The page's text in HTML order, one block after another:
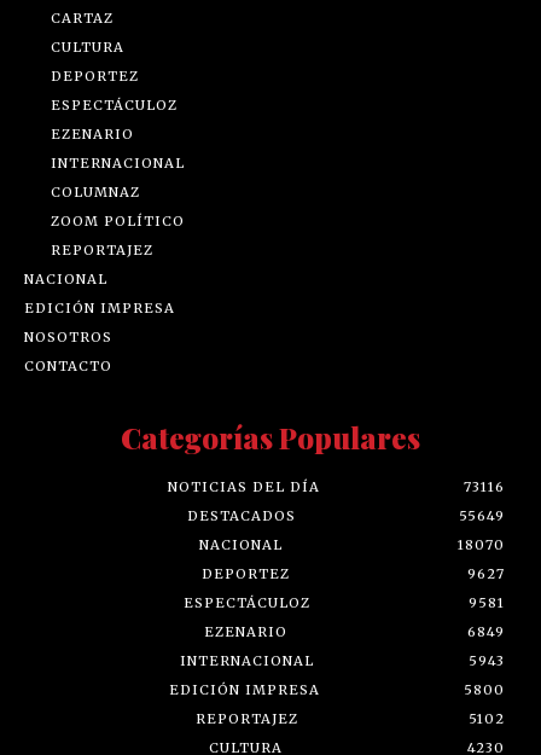
CARTAZ
CULTURA
DEPORTEZ
ESPECTÁCULOZ
EZENARIO
INTERNACIONAL
COLUMNAZ
ZOOM POLÍTICO
REPORTAJEZ
NACIONAL
EDICIÓN IMPRESA
NOSOTROS
CONTACTO
Categorías Populares
NOTICIAS DEL DÍA
73116
DESTACADOS
55649
NACIONAL
18070
DEPORTEZ
9627
ESPECTÁCULOZ
9581
EZENARIO
6849
INTERNACIONAL
5943
EDICIÓN IMPRESA
5800
REPORTAJEZ
5102
CULTURA
4230